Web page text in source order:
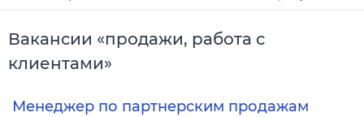
Вакансии «продажи, работа с
клиентами»
Менеджер по партнерским продажам